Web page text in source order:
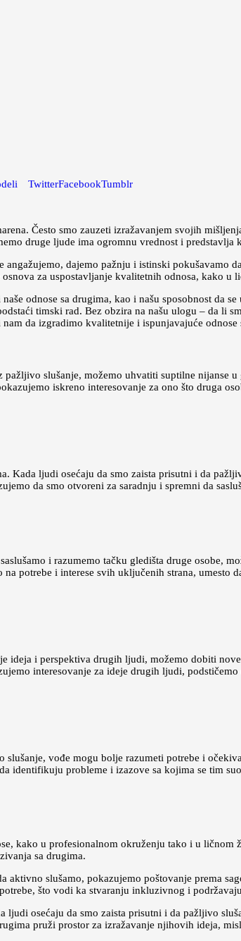
TwitterFacebookTumblr
Često smo zauzeti izražavanjem svojih
druge ljude ima ogromnu vrednost i
dajemo pažnju i istinski pokušavamo
za uspostavljanje kvalitetnih odnosa, kako
odnose sa drugima, kao i našu sposobnost da
timski rad. Bez obzira na našu ulogu – da li
da izgradimo kvalitetnije i ispunjavajuće odnose
slušanje, možemo uhvatiti suptilne nijanse
iskreno interesovanje za ono što druga
Kada ljudi osećaju da smo zaista prisutni i da
da smo otvoreni za saradnju i spremni da
i razumemo tačku gledišta druge osobe,
potrebe i interese svih uključenih strana, umesto
ideja i perspektiva drugih ljudi, možemo dobiti
interesovanje za ideje drugih ljudi,
slušanje, vođe mogu bolje razumeti potrebe i
identifikuju probleme i izazove sa kojima se tim
kako u profesionalnom okruženju tako i u
sa drugima.
aktivno slušamo, pokazujemo poštovanje prema
što vodi ka stvaranju inkluzivnog i
ljudi osećaju da smo zaista prisutni i da pažljivo
pruži prostor za izražavanje njihovih ideja,